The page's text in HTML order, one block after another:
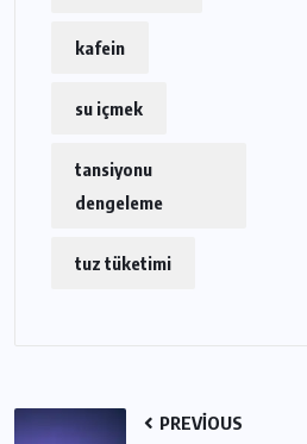
kafein
su içmek
tansiyonu
dengeleme
tuz tüketimi
PREVIOUS